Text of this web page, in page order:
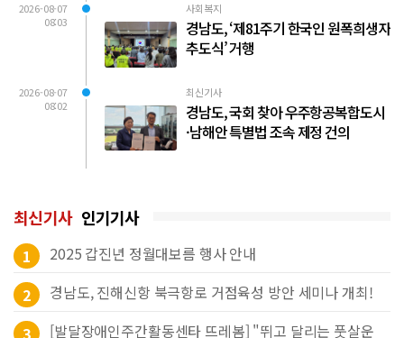
2026-08-07
08:03
사회복지
경남도, ‘제81주기 한국인 원폭희생자
추도식’ 거행
2026-08-07
08:02
최신기사
경남도, 국회 찾아 우주항공복합도시
·남해안 특별법 조속 제정 건의
최신기사 인기기사
1
2025 갑진년 정월대보름 행사 안내
2
경남도, 진해신항 북극항로 거점육성 방안 세미나 개최!
3
[발달장애인주간활동센타 뜨레봄] "뛰고 달리는 풋살운